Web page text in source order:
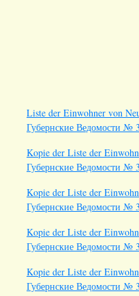
Liste der Einwohner von
Губернские Ведомости №
Kopie der Liste der
Губернские Ведомости №
Kopie der Liste der
Губернские Ведомости №
Kopie der Liste der
Губернские Ведомости №
Kopie der Liste der
Губернские Ведомости №